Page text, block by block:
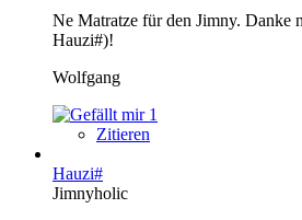
Ne Matratze für den Jimny. Danke
Hauzi#)!
Wolfgang
1
Zitieren
Hauzi#
Jimnyholic